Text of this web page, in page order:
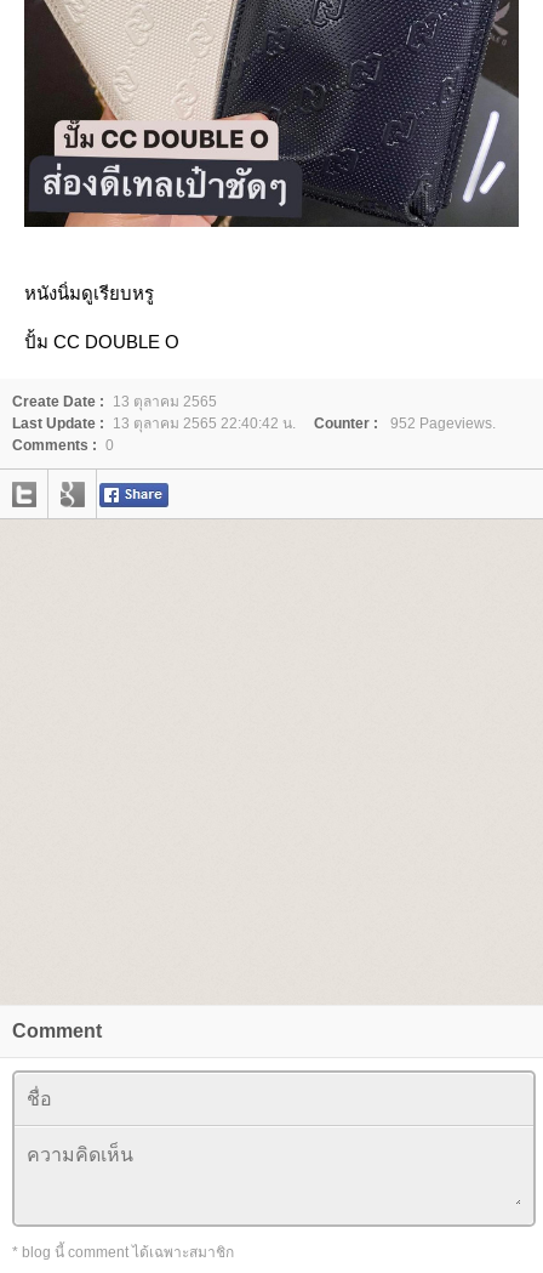
หนังนิ่มดูเรียบหรู
ปั้ม CC DOUBLE O
Create Date :
13 ตุลาคม 2565
Last Update :
13 ตุลาคม 2565 22:40:42 น. Counter :
952 Pageviews.
Comments : 0
Comment
* blog นี้ comment ได้เฉพาะสมาชิก